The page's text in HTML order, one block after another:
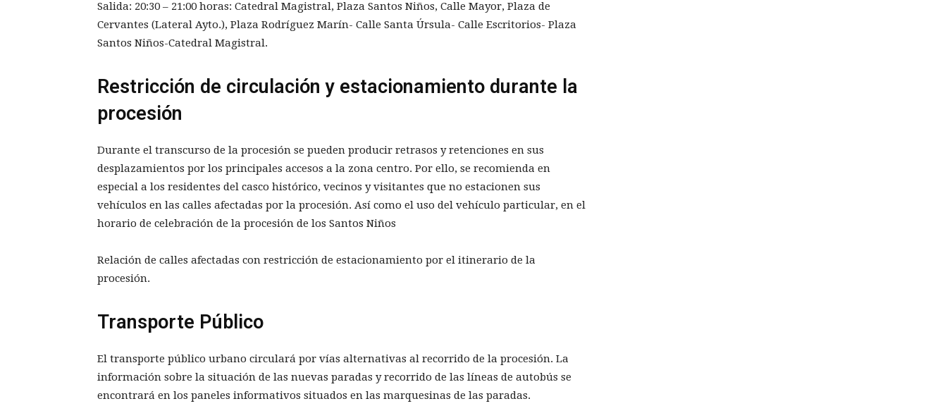
Salida: 20:30 – 21:00 horas: Catedral Magistral, Plaza Santos Niños, Calle Mayor, Plaza de
Cervantes (Lateral Ayto.), Plaza Rodríguez Marín- Calle Santa Úrsula- Calle Escritorios- Plaza
Santos Niños-Catedral Magistral.
Restricción de circulación y estacionamiento durante la
procesión
Durante el transcurso de la procesión se pueden producir retrasos y retenciones en sus
desplazamientos por los principales accesos a la zona centro. Por ello, se recomienda en
especial a los residentes del casco histórico, vecinos y visitantes que no estacionen sus
vehículos en las calles afectadas por la procesión. Así como el uso del vehículo particular, en el
horario de celebración de la procesión de los Santos Niños
Relación de calles afectadas con restricción de estacionamiento por el itinerario de la
procesión.
Transporte Público
El transporte público urbano circulará por vías alternativas al recorrido de la procesión. La
información sobre la situación de las nuevas paradas y recorrido de las líneas de autobús se
encontrará en los paneles informativos situados en las marquesinas de las paradas.